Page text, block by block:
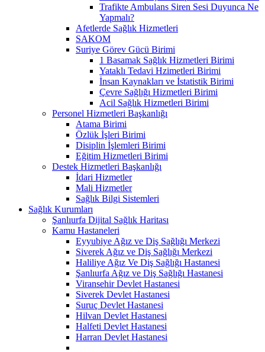
Trafikte Ambulans Siren Sesi Duyunca Ne
Yapmalı?
Afetlerde Sağlık Hizmetleri
SAKOM
Suriye Görev Gücü Birimi
1 Basamak Sağlık Hizmetleri Birimi
Yataklı Tedavi Hzimetleri Birimi
İnsan Kaynakları ve İstatistik Birimi
Çevre Sağlığı Hizmetleri Birimi
Acil Sağlık Hizmetleri Birimi
Personel Hizmetleri Başkanlığı
Atama Birimi
Özlük İşleri Birimi
Disiplin İşlemleri Birimi
Eğitim Hizmetleri Birimi
Destek Hizmetleri Başkanlığı
İdari Hizmetler
Mali Hizmetler
Sağlık Bilgi Sistemleri
Sağlık Kurumları
Şanlıurfa Dijital Sağlık Haritası
Kamu Hastaneleri
Eyyubiye Ağız ve Diş Sağlığı Merkezi
Siverek Ağız ve Diş Sağlığı Merkezi
Haliliye Ağız Ve Diş Sağlığı Hastanesi
Şanlıurfa Ağız ve Diş Sağlığı Hastanesi
Viransehir Devlet Hastanesi
Siverek Devlet Hastanesi
Suruç Devlet Hastanesi
Hilvan Devlet Hastanesi
Halfeti Devlet Hastanesi
Harran Devlet Hastanesi